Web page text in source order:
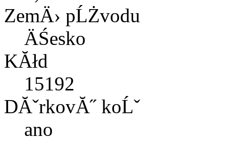
ZemÄ› pĹŻvodu
ÄŚesko
KĂłd
15192
DĂˇrkovĂ˝ koĹˇ
ano